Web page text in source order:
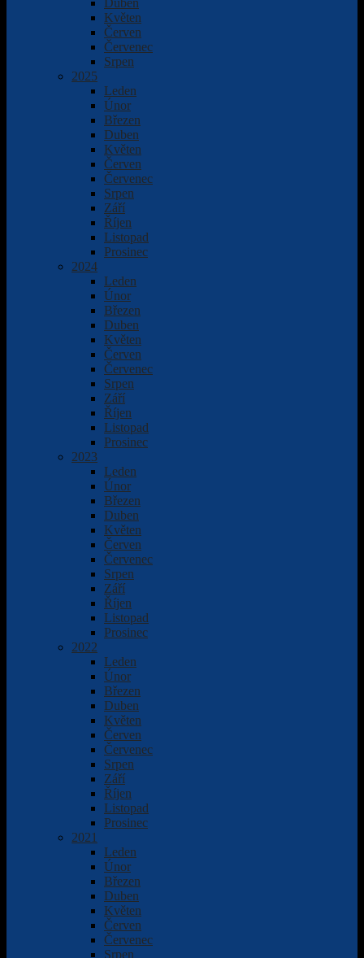
Duben
Květen
Červen
Červenec
Srpen
2025
Leden
Únor
Březen
Duben
Květen
Červen
Červenec
Srpen
Září
Říjen
Listopad
Prosinec
2024
Leden
Únor
Březen
Duben
Květen
Červen
Červenec
Srpen
Září
Říjen
Listopad
Prosinec
2023
Leden
Únor
Březen
Duben
Květen
Červen
Červenec
Srpen
Září
Říjen
Listopad
Prosinec
2022
Leden
Únor
Březen
Duben
Květen
Červen
Červenec
Srpen
Září
Říjen
Listopad
Prosinec
2021
Leden
Únor
Březen
Duben
Květen
Červen
Červenec
Srpen